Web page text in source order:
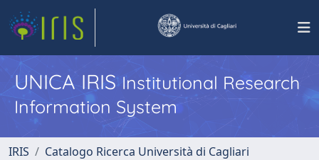
UNICA IRISInstitutional Research
Information System
IRIS
Catalogo Ricerca Università di Cagliari